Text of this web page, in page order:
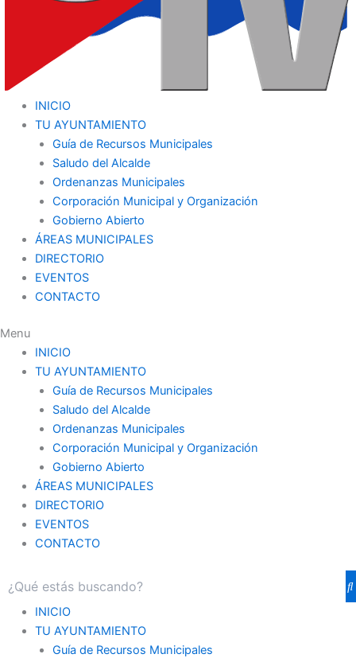
INICIO
TU AYUNTAMIENTO
Guía de Recursos Municipales
Saludo del Alcalde
Ordenanzas Municipales
Corporación Municipal y Organización
Gobierno Abierto
ÁREAS MUNICIPALES
DIRECTORIO
EVENTOS
CONTACTO
Menu
INICIO
TU AYUNTAMIENTO
Guía de Recursos Municipales
Saludo del Alcalde
Ordenanzas Municipales
Corporación Municipal y Organización
Gobierno Abierto
ÁREAS MUNICIPALES
DIRECTORIO
EVENTOS
CONTACTO
INICIO
TU AYUNTAMIENTO
Guía de Recursos Municipales